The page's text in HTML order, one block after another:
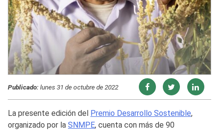
Publicado:lunes 31 de octubre de 2022
La presente edición del Premio Desarrollo Sostenible,
organizado por la SNMPE, cuenta con más de 90